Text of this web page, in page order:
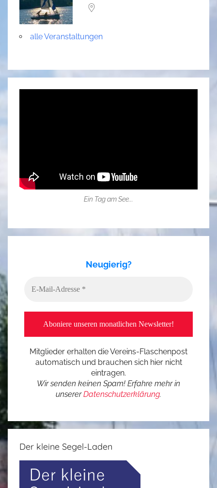
alle Veranstaltungen
Ein Tag am See...
Neugierig?
Mitglieder erhalten die Vereins-Flaschenpost
automatisch und brauchen sich hier nicht
eintragen.
Wir senden keinen Spam! Erfahre mehr in
unsererDatenschutzerklärung.
Der kleine Segel-Laden